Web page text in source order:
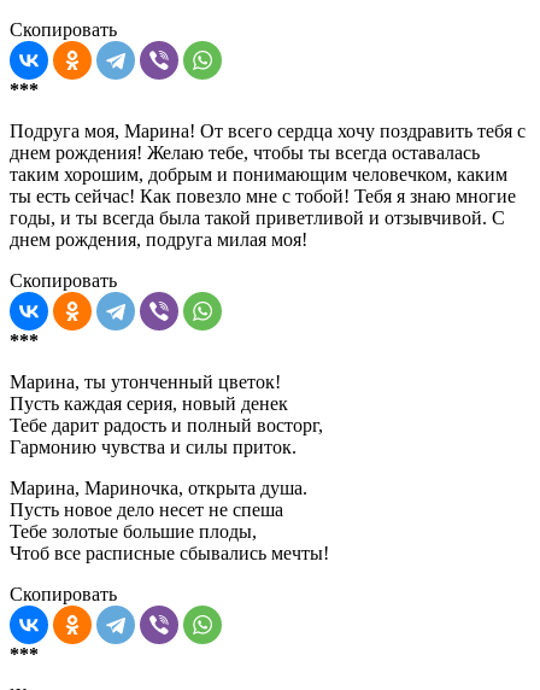
Скопировать
***
Подруга моя, Марина! От всего сердца хочу поздравить тебя с
днем рождения! Желаю тебе, чтобы ты всегда оставалась
таким хорошим, добрым и понимающим человечком, каким
ты есть сейчас! Как повезло мне с тобой! Тебя я знаю многие
годы, и ты всегда была такой приветливой и отзывчивой. С
днем рождения, подруга милая моя!
Скопировать
***
Марина, ты утонченный цветок!
Пусть каждая серия, новый денек
Тебе дарит радость и полный восторг,
Гармонию чувства и силы приток.
Марина, Мариночка, открыта душа.
Пусть новое дело несет не спеша
Тебе золотые большие плоды,
Чтоб все расписные сбывались мечты!
Скопировать
***